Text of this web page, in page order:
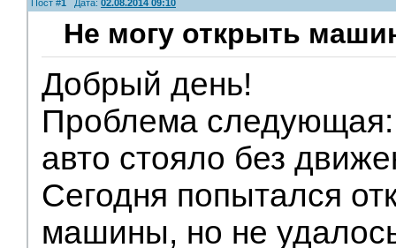
Пост #1Дата:02.08.2014 09:10
Не могу открыть
Добрый день!
Проблема следующая:
авто стояло без
Сегодня попытался